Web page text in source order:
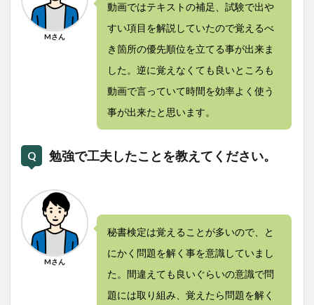
Mさん
動画ではテキストの補足、試験で出や
すい項目を解説していたので覚えるべ
き箇所の優先順位を立てる事が出来ま
した。逆に覚えなくても良いところも
動画で言っていて時間を効率よく使う
事が出来たと思います。
勉強で工夫したことを教えてください。
Mさん
秘書検定は覚えることが多いので、と
にかく問題を解く事を意識していまし
た。間違えても良いぐらいの意識で問
題には取り組み、覚えたら問題を解く